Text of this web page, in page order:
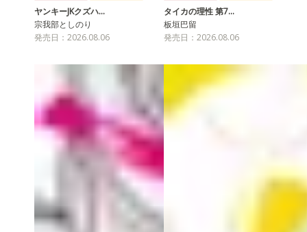
ヤンキーJKクズハ…
宗我部としのり
発売日：2026.08.06
タイカの理性 第7…
板垣巴留
発売日：2026.08.06